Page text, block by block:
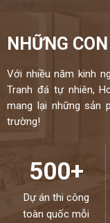
NHỮNG
Với nhiều năm kinh
Tranh đá tự nhiên,
mang lại những sản
trường!
500+
Dự án thi công
toàn quốc mỗi